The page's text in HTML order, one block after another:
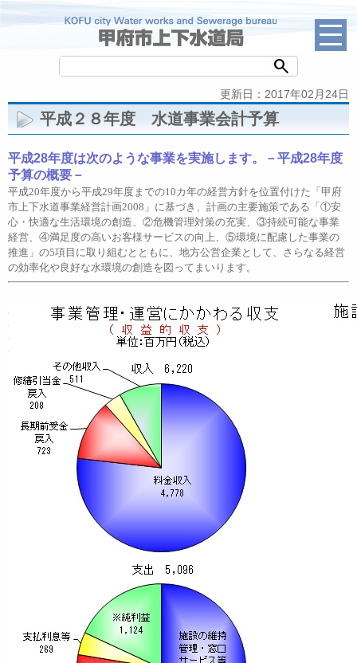
search
更新日：2017年02月24日
平成２８年度 水道事業会計予算
平成28年度は次のような事業を実施します。－平成28年度
予算の概要－
平成20年度から平成29年度までの10カ年の経営方針を位置付けた「甲府
市上下水道事業経営計画2008」に基づき、計画の主要施策である「①安
心・快適な生活環境の創造、②危機管理対策の充実、③持続可能な事業
経営、④満足度の高いお客様サービスの向上、⑤環境に配慮した事業の
推進」の5項目に取り組むとともに、地方公営企業として、さらなる経営
の効率化や良好な水環境の創造を図ってまいります。